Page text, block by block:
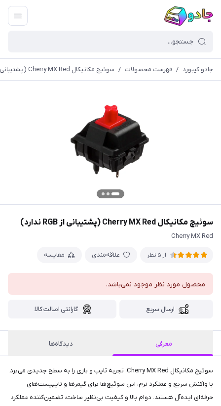
جادو کیبورد / فهرست محصولات / سوئیچ مکانیکال Cherry MX Red (پشتیبانی از RGB ندارد)
سوئیچ مکانیکال Cherry MX Red (پشتیبانی از RGB ندارد)
Cherry MX Red
از 5 نظر علاقه‌مندی مقایسه
محصول مورد نظر موجود نمی‌باشد.
ارسال سریع گارانتی اصالت کالا
معرفی دیدگاه‌ها
سوئیچ مکانیکال Cherry MX Red، تجربه تایپ و بازی را به سطح جدیدی می‌برد.
با واکنش سریع و عملکرد نرم، این سوئیچ‌ها برای گیمرها و تایپیست‌های
حرفه‌ای ایده‌آل هستند. دوام بالا و کیفیت بی‌نظیر ساخت، تضمین‌کننده عملکرد